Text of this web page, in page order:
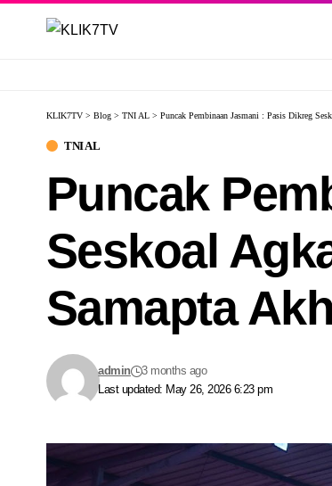
KLIK7TV > Blog > TNI AL > Puncak Pembinaan Jasmani : Pasis Dikreg
TNI AL
Puncak
Seskoal
Samapta
Last updated: May 26, 2026 6:23 pm
admin 3 months ago